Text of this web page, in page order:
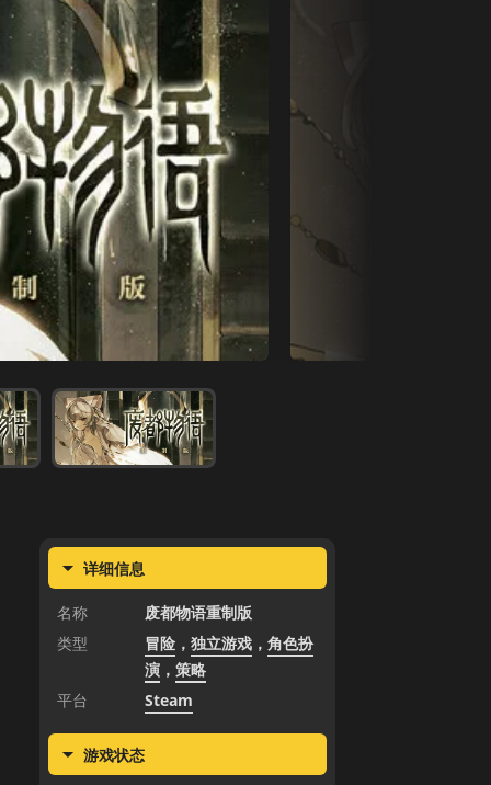
详细信息
名称
废都物语重制版
类型
冒险 ，独立游戏 ，角色扮
演 ，策略
平台
Steam
游戏状态